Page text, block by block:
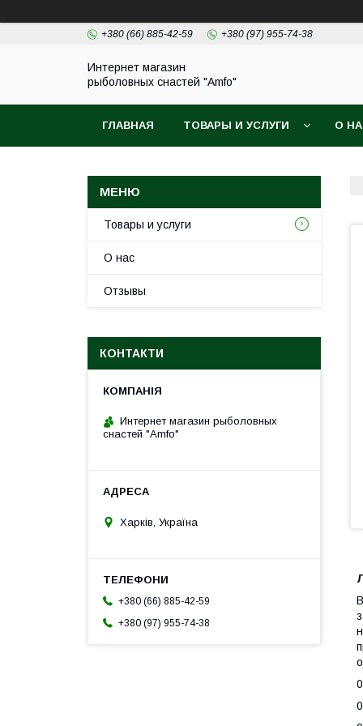
+380 (66) 885-42-59 +380 (97) 955-74-38
Интернет магазин
рыболовных снастей "Amfo"
ГЛАВНАЯ ТОВАРЫ И УСЛУГИ О
Товары и услуги
О нас
Отзывы
КОНТАКТИ
Интернет магазин рыболовных
снастей "Amfo"
Харків, Україна
+380 (66) 885-42-59
+380 (97) 955-74-38